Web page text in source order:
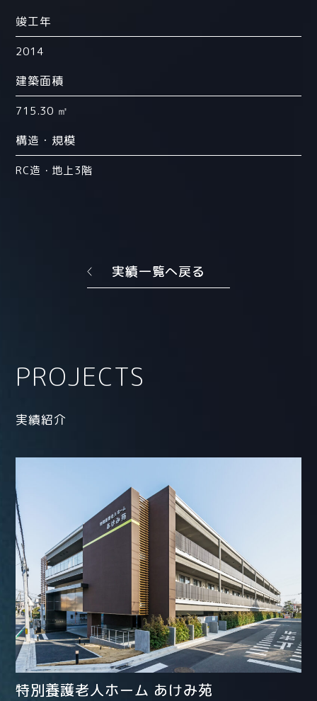
竣工年
2014
建築面積
715.30 ㎡
構造・規模
RC造・地上3階
実績一覧へ戻る
PROJECTS
実績紹介
特別養護老人ホーム あけみ苑